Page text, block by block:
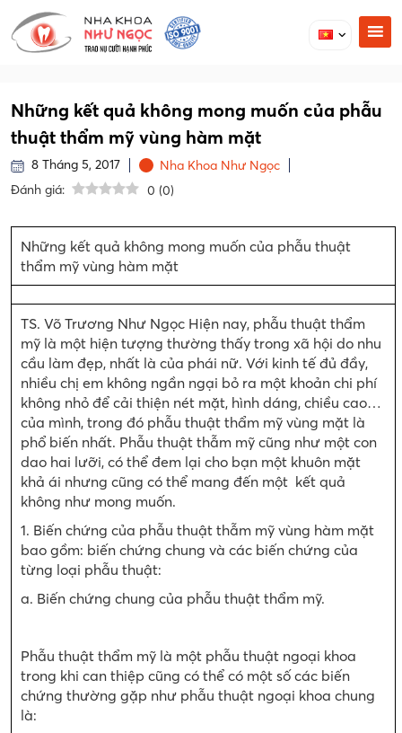
Những kết quả không mong muốn của phẫu
thuật thẩm mỹ vùng hàm mặt
8 Tháng 5, 2017
Nha Khoa Như Ngọc
Đánh giá:
0 (0)
Những kết quả không mong muốn của phẫu thuật
thẩm mỹ vùng hàm mặt
TS. Võ Trương Như Ngọc Hiện nay, phẫu thuật thẩm
mỹ là một hiện tượng thường thấy trong xã hội do nhu
cầu làm đẹp, nhất là của phái nữ. Với kinh tế đủ đầy,
nhiều chị em không ngần ngại bỏ ra một khoản chi phí
không nhỏ để cải thiện nét mặt, hình dáng, chiều cao…
của mình, trong đó phẫu thuật thẩm mỹ vùng mặt là
phổ biến nhất. Phẫu thuật thẫm mỹ cũng như một con
dao hai lưỡi, có thể đem lại cho bạn một khuôn mặt
khả ái nhưng cũng có thể mang đến một kết quả
không như mong muốn.
1. Biến chứng của phẫu thuật thẫm mỹ vùng hàm mặt
bao gồm: biến chứng chung và các biến chứng của
từng loại phẫu thuật:
a. Biến chứng chung của phẫu thuật thẩm mỹ.
Phẫu thuật thẩm mỹ là một phẫu thuật ngoại khoa
trong khi can thiệp cũng có thể có một số các biến
chứng thường gặp như phẫu thuật ngoại khoa chung
là: